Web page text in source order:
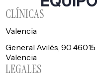
CLÍNICAS
Valencia
General Avilés, 90 46015
Valencia
LEGALES